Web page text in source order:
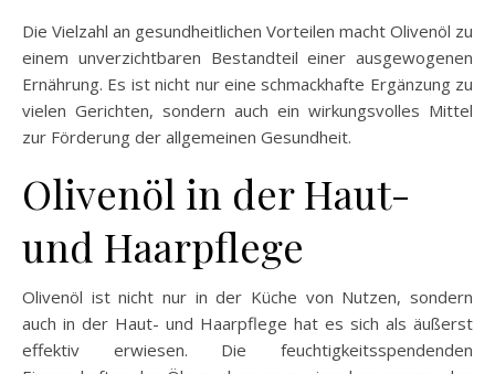
Die Vielzahl an gesundheitlichen Vorteilen macht Olivenöl zu
einem unverzichtbaren Bestandteil einer ausgewogenen
Ernährung. Es ist nicht nur eine schmackhafte Ergänzung zu
vielen Gerichten, sondern auch ein wirkungsvolles Mittel
zur Förderung der allgemeinen Gesundheit.
Olivenöl in der Haut-
und Haarpflege
Olivenöl ist nicht nur in der Küche von Nutzen, sondern
auch in der Haut- und Haarpflege hat es sich als äußerst
effektiv erwiesen. Die feuchtigkeitsspendenden